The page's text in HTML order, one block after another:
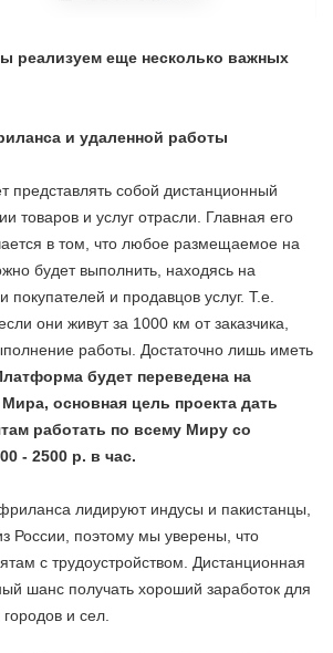
реализуем еще несколько важных
и удаленной работы
представлять собой дистанционный
товаров и услуг отрасли. Главная его
в том, что любое размещаемое на
будет выполнить, находясь на
покупателей и продавцов услуг. Т.е.
они живут за 1000 км от заказчика,
работы. Достаточно лишь иметь
будет переведена на
основная цель проекта дать
работать по всему Миру со
- 2500 р. в час.
лидируют индусы и пакистанцы,
России, поэтому мы уверены, что
с трудоустройством. Дистанционная
шанс получать хороший заработок для
и сел.